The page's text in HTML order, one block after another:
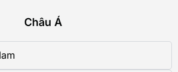
Châu Á